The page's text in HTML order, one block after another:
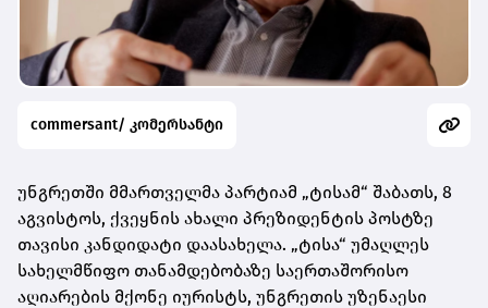
commersant/ კომერსანტი
უნგრეთში მმართველმა პარტიამ „ტისამ“ შაბათს, 8
აგვისტოს, ქვეყნის ახალი პრეზიდენტის პოსტზე
თავისი კანდიდატი დაასახელა. „ტისა“ უმაღლეს
სახელმწიფო თანამდებობაზე საერთაშორისო
აღიარების მქონე იურისტს, უნგრეთის უზენაესი